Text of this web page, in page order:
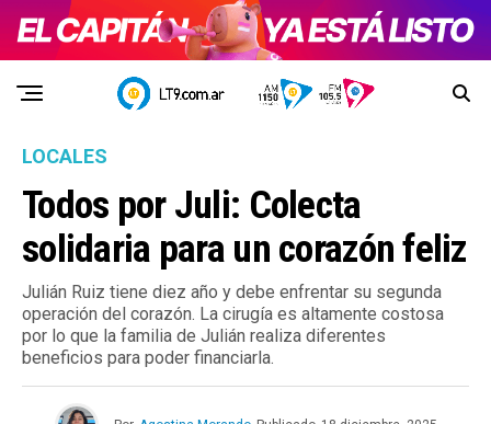
LOCALES
Todos por Juli: Colecta
solidaria para un corazón feliz
Julián Ruiz tiene diez año y debe enfrentar su segunda
operación del corazón. La cirugía es altamente costosa
por lo que la familia de Julián realiza diferentes
beneficios para poder financiarla.